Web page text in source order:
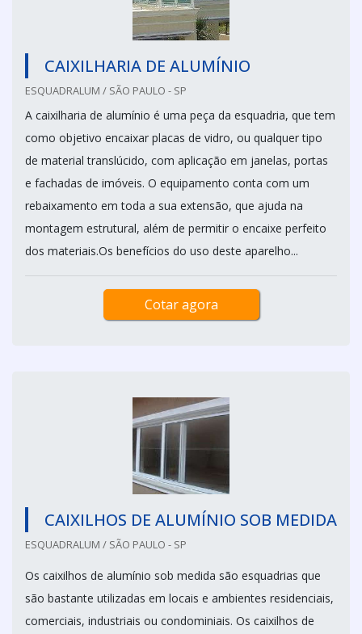
CAIXILHARIA DE ALUMÍNIO
ESQUADRALUM / SÃO PAULO - SP
A caixilharia de alumínio é uma peça da esquadria, que tem
como objetivo encaixar placas de vidro, ou qualquer tipo
de material translúcido, com aplicação em janelas, portas
e fachadas de imóveis. O equipamento conta com um
rebaixamento em toda a sua extensão, que ajuda na
montagem estrutural, além de permitir o encaixe perfeito
dos materiais.Os benefícios do uso deste aparelho...
Cotar agora
CAIXILHOS DE ALUMÍNIO SOB MEDIDA
ESQUADRALUM / SÃO PAULO - SP
Os caixilhos de alumínio sob medida são esquadrias que
são bastante utilizadas em locais e ambientes residenciais,
comerciais, industriais ou condominiais. Os caixilhos de